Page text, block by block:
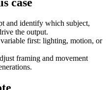
and identify which subject,
the output.
first: lighting, motion, or
framing and movement